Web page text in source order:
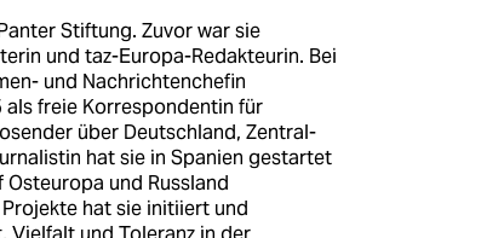
Stiftung. Zuvor war sie
und taz-Europa-Redakteurin. Bei
und Nachrichtenchefin
freie Korrespondentin für
über Deutschland, Zentral-
hat sie in Spanien gestartet
Osteuropa und Russland
hat sie initiiert und